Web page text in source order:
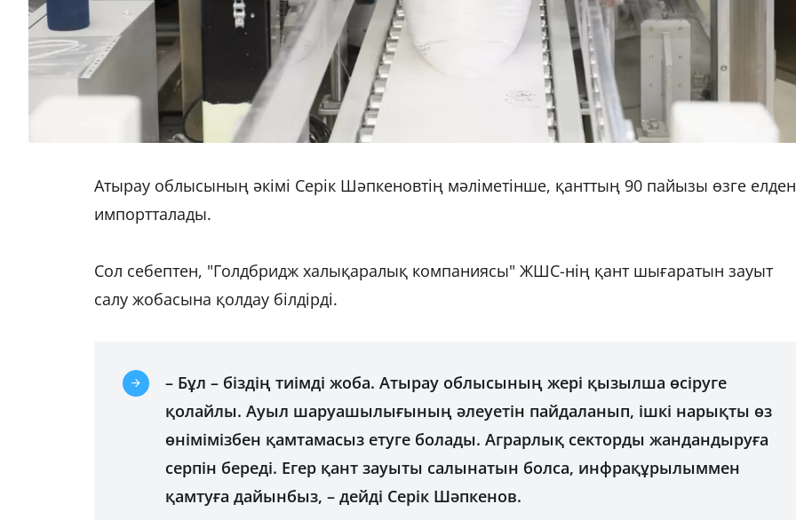
Атырау облысының әкімі Серік Шәпкеновтің мәліметінше, қанттың 90 пайызы өзге елден
импортталады.
Сол себептен, "Голдбридж халықаралық компаниясы" ЖШС-нің қант шығаратын зауыт
салу жобасына қолдау білдірді.
– Бұл – біздің тиімді жоба. Атырау облысының жері қызылша өсіруге
қолайлы. Ауыл шаруашылығының әлеуетін пайдаланып, ішкі нарықты өз
өнімімізбен қамтамасыз етуге болады. Аграрлық секторды жандандыруға
серпін береді. Егер қант зауыты салынатын болса, инфрақұрылыммен
қамтуға дайынбыз, – дейді Серік Шәпкенов.